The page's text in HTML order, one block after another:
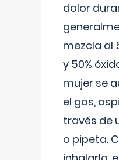
dolor
mezcla al
y 50%
mujer se
el gas,
través de
o pipeta.